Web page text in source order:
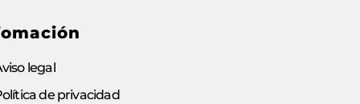
legal
de privacidad